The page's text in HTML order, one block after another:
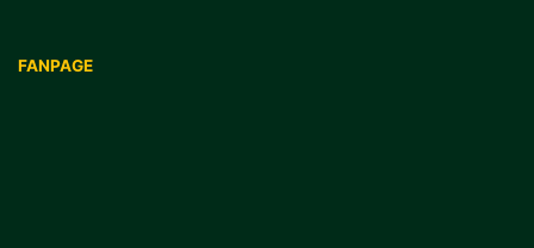
FANPAGE